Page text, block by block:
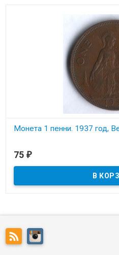
Монета 1 пенни. 1937 год,
75 ₽